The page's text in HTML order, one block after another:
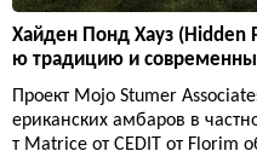
Хайден Понд Хауз (Hidden
ю традицию и
Проект Mojo Stumer
ериканских амбаров в
т Matrice от CEDIT от Florim